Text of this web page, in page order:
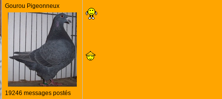
Gourou Pigeonneux
19246 messages postés